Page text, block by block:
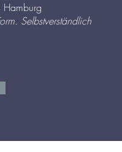
Selbstverständlich